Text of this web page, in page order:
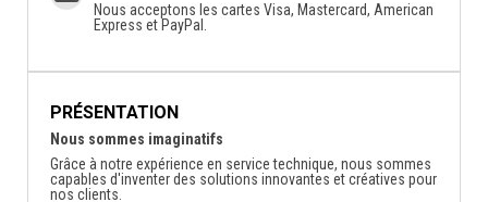
Nous acceptons les cartes Visa, Mastercard, American
Express et PayPal.
PRÉSENTATION
Nous sommes imaginatifs
Grâce à notre expérience en service technique, nous sommes
capables d'inventer des solutions innovantes et créatives pour
nos clients.